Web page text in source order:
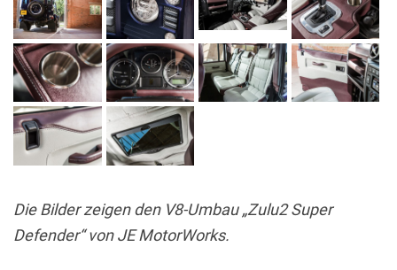
Die Bilder zeigen den V8-Umbau „Zulu2 Super
Defender“ von JE MotorWorks.